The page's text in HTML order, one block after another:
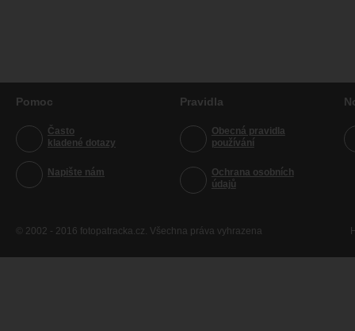
Pomoc
Často
kladené dotazy
Napište nám
Pravidla
Obecná pravidla
používání
Ochrana osobních
údajů
© 2002 - 2016 fotopatracka.cz. Všechna práva vyhrazena